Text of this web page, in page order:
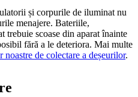
și corpurile de iluminat nu
menajere. Bateriile,
scoase din aparat înainte
fără a le deteriora. Mai multe
noastre de colectare a deșeurilor.